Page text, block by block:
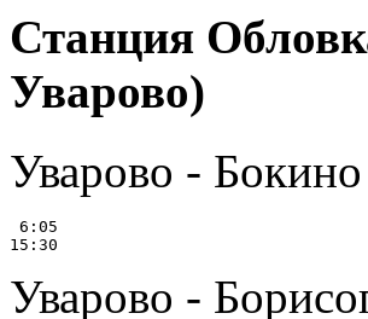
Станция
Уварово)
Уварово - Бокино
6:05
Уварово -